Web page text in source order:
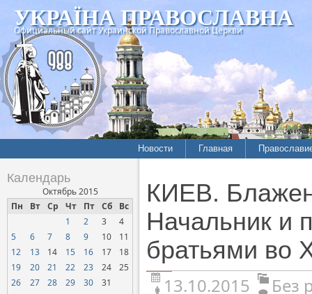
УКРАЇНА ПРАВОСЛАВНА
Официальный сайт Украинской Православной Церкви
Новости Главная
Календарь
Октябрь 2015
Пн
Вт Ср Чт Пт Сб Вс
1 2 3
4
5
6 7 8 9 10
11
12
13 14 15 16 17
18
19
20 21 22 23 24
25
26
27 28 29 30 31
КИЕВ.
Начальник и
братьями во
13.10.2015 Без